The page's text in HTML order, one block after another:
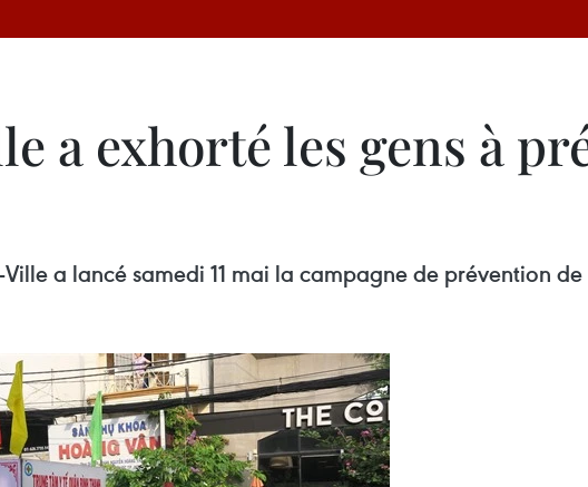
a exhorté les gens à
a lancé samedi 11 mai la campagne de prévention